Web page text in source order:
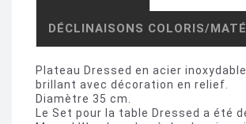
DÉCLINAISONS COLORIS/
Plateau Dressed en acier
brillant avec décoration en relief.
Diamètre 35 cm.
Le Set pour la table Dressed a été